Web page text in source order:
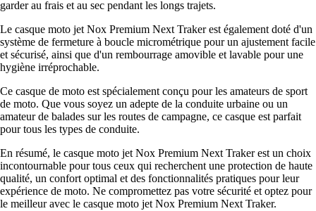
garder au frais et au sec pendant les longs trajets.
Le casque moto jet Nox Premium Next Traker est également doté d'un
système de fermeture à boucle micrométrique pour un ajustement facile
et sécurisé, ainsi que d'un rembourrage amovible et lavable pour une
hygiène irréprochable.
Ce casque de moto est spécialement conçu pour les amateurs de sport
de moto. Que vous soyez un adepte de la conduite urbaine ou un
amateur de balades sur les routes de campagne, ce casque est parfait
pour tous les types de conduite.
En résumé, le casque moto jet Nox Premium Next Traker est un choix
incontournable pour tous ceux qui recherchent une protection de haute
qualité, un confort optimal et des fonctionnalités pratiques pour leur
expérience de moto. Ne compromettez pas votre sécurité et optez pour
le meilleur avec le casque moto jet Nox Premium Next Traker.